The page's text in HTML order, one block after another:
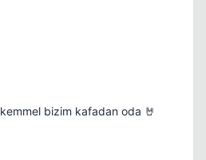
bizim kafadan oda 🤘